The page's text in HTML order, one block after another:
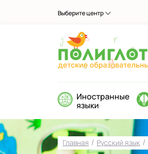
Выберите центр
Иностранные
языки
Главная / Русский язык /